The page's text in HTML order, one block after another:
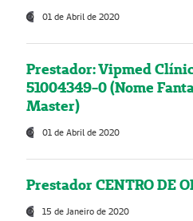
01 de Abril de 2020
Prestador: Vipmed
51004349-0 (Nome
Master)
01 de Abril de 2020
Prestador CENTRO DE
15 de Janeiro de 2020